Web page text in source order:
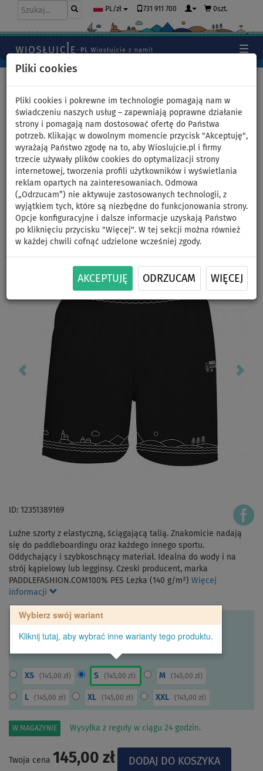
Pliki cookies
Pliki cookies i pokrewne im technologie pomagają nam w
świadczeniu naszych usług – zapewniają poprawne działanie
strony i pomagają nam dostosować ofertę do Państwa
potrzeb. Klikając w dowolnym momencie przycisk "Akceptuję",
wyrażają Państwo zgodę na to, aby Wioslujcie.pl i firmy
trzecie używały plików cookies do optymalizacji strony
internetowej, tworzenia profili użytkowników i wyświetlania
reklam opartych na zainteresowaniach. Odmowa
(„Odrzucam”) nie aktywuje zastosowanych technologii, z
wyjątkiem tych, które są niezbędne do funkcjonowania strony.
Opcje konfiguracyjne i dalsze informacje uzyskają Państwo
po kliknięciu przycisku "Więcej". W tej sekcji można również
w każdej chwili cofnąć udzielone wcześniej zgody.
AKCEPTUJĘ ODRZUCAM WIĘCEJ
PL/zł 731 911 700 0szt.
Spodenki damskie
PADDLEBOARDING BLACK -
luźny krój - rozmiar: S
NASZ
WYBÓR
Previous
ID: 12351389169
Luźne szorty z elastyczną, ściągającą talią. Znakomicie nadają
się do paddleboardingu oraz każdego innego sportu.
Oddychający i szybkoschnący materiał. Idealna do wody i na
strój kąpielowy lub legginsy. Czeski producent, marka
PADDLEFASHION.COM100% PES Lezka (140 g/m²) Więcej
informacji
Wybierz swój wariant
Kliknij tutaj, aby wybrać inne warianty tego produktu.
XS ( 145,00 zł) S ( 145,00 zł) M ( 145,00 zł)
L ( 145,00 zł) XL ( 145,00 zł) XXL ( 145,00 zł)
W MAGAZYNIE Wysyłka z reguły w ciągu 24 godzin.
Twoja cena 145,00 zł